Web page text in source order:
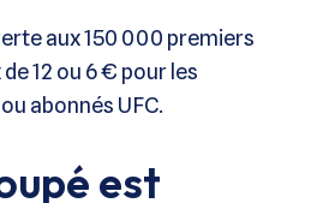
aux 150 000 premiers
12 ou 6 € pour les
abonnés UFC.
est